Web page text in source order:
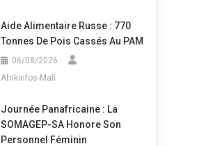
Aide Alimentaire Russe : 770
Tonnes De Pois Cassés Au PAM
06/08/2026
Afrikinfos-Mali
Journée Panafricaine : La
SOMAGEP-SA Honore Son
Personnel Féminin